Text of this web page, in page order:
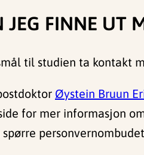
JEG FINNE UT
til studien ta kontakt
Øystein Bruun
for mer informasjon
spørre